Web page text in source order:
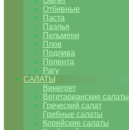
Отбивные
Паста
Паэлья
Пельмени
Плов
Подлива
Полента
Рагу
САЛАТЫ
Винегрет
Вегетарианские салаты
Греческий салат
Грибные салаты
Корейские салаты